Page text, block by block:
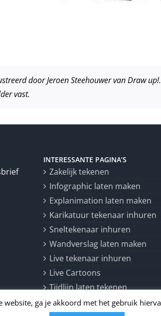
door Jeroen Steehouwer van Draw
vast.
INTERESSANTE PAGINA’S
Zakelijk tekenen
Infographic laten maken
Explanimation laten maken
Karikatuur tekenaar inhuren
Sneltekenaar inhuren
Wandverslag laten maken
Live tekenaar inhuren
Live Cartoons
Tijdlijn laten tekenen
ga je akkoord met het gebruik